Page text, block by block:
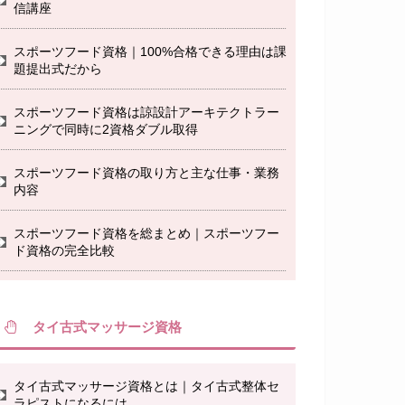
信講座
スポーツフード資格｜100%合格できる理由は課
題提出式だから
スポーツフード資格は諒設計アーキテクトラー
ニングで同時に2資格ダブル取得
スポーツフード資格の取り方と主な仕事・業務
内容
スポーツフード資格を総まとめ｜スポーツフー
ド資格の完全比較
タイ古式マッサージ資格
タイ古式マッサージ資格とは｜タイ古式整体セ